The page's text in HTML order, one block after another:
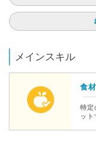
メインスキル
食
特定
ット